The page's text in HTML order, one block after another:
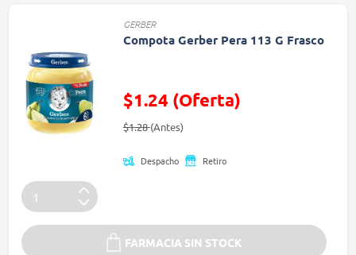
GERBER
Compota Gerber Pera 113 G Frasco
$1.24 (Oferta)
Precio reducido de
$1.28(Antes)(Oferta)
Despacho Retiro
FARMACIA SIN STOCK